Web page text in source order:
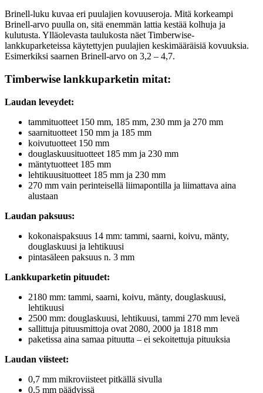
Brinell-luku kuvaa eri puulajien kovuuseroja. Mitä korkeampi
Brinell-arvo puulla on, sitä enemmän lattia kestää kolhuja ja
kulutusta. Ylläolevasta taulukosta näet Timberwise-
lankkuparketeissa käytettyjen puulajien keskimääräisiä kovuuksia.
Esimerkiksi saarnen Brinell-arvo on 3,2 – 4,7.
Timberwise lankkuparketin mitat:
Laudan leveydet:
tammituotteet 150 mm, 185 mm, 230 mm ja 270 mm
saarnituotteet 150 mm ja 185 mm
koivutuotteet 150 mm
douglaskuusituotteet 185 mm ja 230 mm
mäntytuotteet 185 mm
lehtikuusituotteet 185 mm ja 230 mm
270 mm vain perinteisellä liimapontilla ja liimattava aina
alustaan
Laudan paksuus:
kokonaispaksuus 14 mm: tammi, saarni, koivu, mänty,
douglaskuusi ja lehtikuusi
pintasäleen paksuus n. 3 mm
Lankkuparketin pituudet:
2180 mm: tammi, saarni, koivu, mänty, douglaskuusi,
lehtikuusi
2500 mm: douglaskuusi, lehtikuusi, tammi 270 mm leveä
sallittuja pituusmittoja ovat 2080, 2000 ja 1818 mm
paketissa aina samaa pituutta – ei sekoitettuja pituuksia
Laudan viisteet:
0,7 mm mikroviisteet pitkällä sivulla
0,5 mm päädyissä